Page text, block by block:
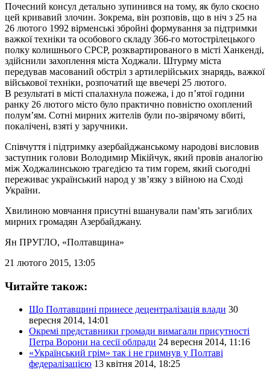
Почесний консул детально зупинився на тому, як було скоєно
цей кривавий злочин. Зокрема, він розповів, що в ніч з 25 на
26 лютого 1992 вірменські збройні формування за підтримки
важкої техніки та особового складу 366-го мотострілецького
полку колишнього СРСР, розквартированого в місті Ханкенді,
здійснили захоплення міста Ходжали. Штурму міста
передував масований обстріл з артилерійських знарядь, важкої
військової техніки, розпочатий ще ввечері 25 лютого.
В результаті в місті спалахнула пожежа, і до п’ятої години
ранку 26 лютого місто було практично повністю охоплений
полум’ям. Сотні мирних жителів були по-звірячому вбиті,
покалічені, взяті у заручники.
Співчуття і підтримку азербайджанському народові висловив
заступник голови Володимир Мікійчук, який провів аналогію
між Ходжалинською трагедією та тим горем, який сьогодні
переживає український народ у зв’язку з війною на Сході
України.
Хвилиною мовчання присутні вшанували пам’ять загиблих
мирних громадян Азербайджану.
Ян ПРУГЛО, «Полтавщина»
21 лютого 2015, 13:05
Читайте також:
Що Полтавщині принесе децентралізація влади 30
вересня 2014, 14:01
Окремі представники громади вимагали присутності
Петра Ворони на сесії облради 24 вересня 2014, 11:16
«Український грім» так і не гримнув у Полтаві
федералізацією 13 квітня 2014, 18:25